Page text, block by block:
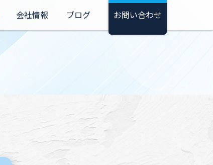
会社情報 ブログ お問い合わせ